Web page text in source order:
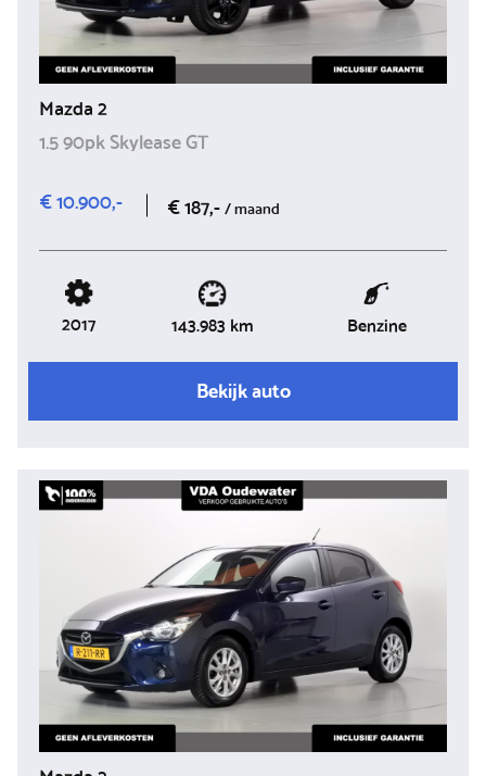
Mazda 2
1.5 90pk Skylease GT
€ 10.900,-
€ 187,-/ maand
2017 143.983 km Benzine
Bekijk auto